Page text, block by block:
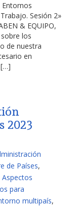
Sesión 2»
& EQUIPO,
los
de nuestra
en
[…]
2023
de Países,
Aspectos
para
multipaís,